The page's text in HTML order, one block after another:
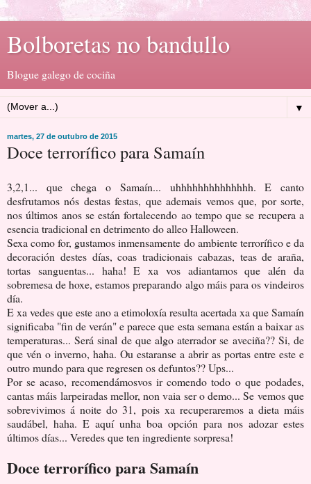
Bolboretas no bandullo
Blogue galego de cociña
▼
martes, 27 de outubro de 2015
Doce terrorífico para Samaín
3,2,1... que chega o Samaín... uhhhhhhhhhhhhhh. E canto
desfrutamos nós destas festas, que ademais vemos que, por sorte,
nos últimos anos se están fortalecendo ao tempo que se recupera a
esencia tradicional en detrimento do alleo Halloween.
Sexa como for, gustamos inmensamente do ambiente terrorífico e da
decoración destes días, coas tradicionais cabazas, teas de araña,
tortas sanguentas... haha! E xa vos adiantamos que alén da
sobremesa de hoxe, estamos preparando algo máis para os vindeiros
día.
E xa vedes que este ano a etimoloxía resulta acertada xa que Samaín
significaba "fin de verán" e parece que esta semana están a baixar as
temperaturas... Será sinal de que algo aterrador se aveciña?? Si, de
que vén o inverno, haha. Ou estaranse a abrir as portas entre este e
outro mundo para que regresen os defuntos?? Ups...
Por se acaso, recomendámosvos ir comendo todo o que podades,
cantas máis larpeiradas mellor, non vaia ser o demo... Se vemos que
sobrevivimos á noite do 31, pois xa recuperaremos a dieta máis
saudábel, haha. E aquí unha boa opción para nos adozar estes
últimos días... Veredes que ten ingrediente sorpresa!
Doce terrorífico para Samaín